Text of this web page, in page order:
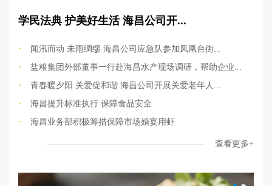
学民法典 护美好生活 海昌公司开...
·
闻汛而动 未雨绸缪 海昌公司应急队参加凤凰台街...
·
盐粮集团外部董事一行赴海昌水产现场调研，帮助企业...
·
青春暖夕阳 关爱促和谐 海昌公司开展关爱老年人...
·
海昌提升标准执行 保障食品安全
·
海昌业务部积极筹措保障市场婚宴用虾
查看更多+